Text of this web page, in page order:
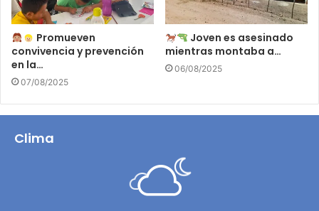
Promueven
convivencia y prevención
en la…
07/08/2025
Joven es asesinado
mientras montaba a…
06/08/2025
Clima